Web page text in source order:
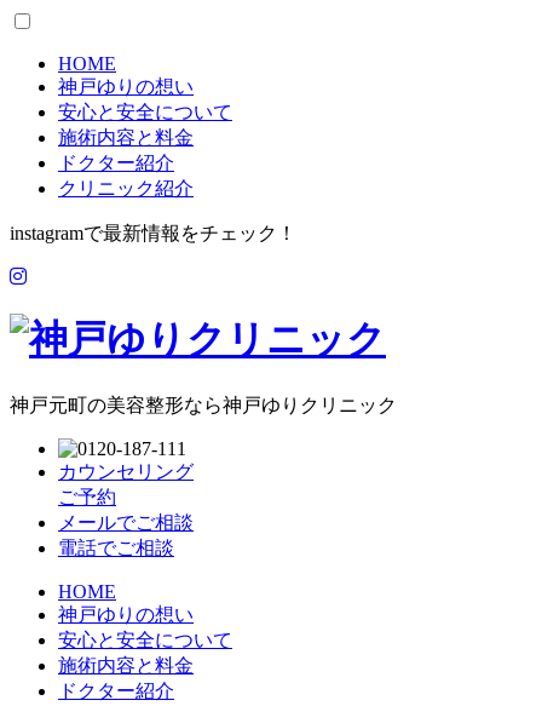
HOME
神戸ゆりの想い
安心と安全について
施術内容と料金
ドクター紹介
クリニック紹介
instagramで最新情報をチェック！
神戸元町の美容整形なら神戸ゆりクリニック
カウンセリング
ご予約
メールでご相談
電話でご相談
HOME
神戸ゆりの想い
安心と安全について
施術内容と料金
ドクター紹介